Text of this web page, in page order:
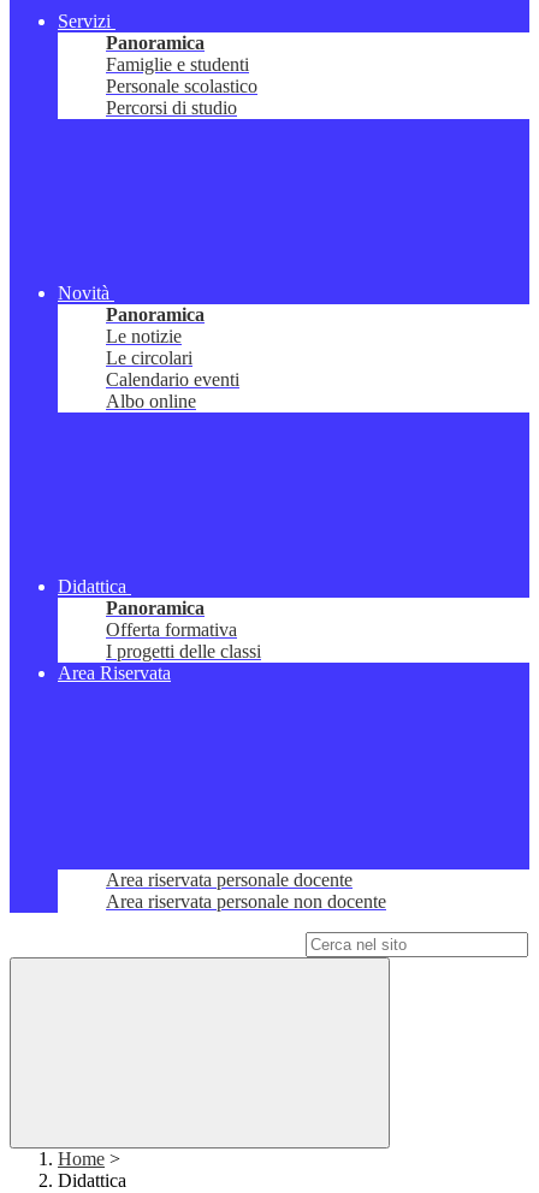
Servizi
Panoramica
Famiglie e studenti
Personale scolastico
Percorsi di studio
Novità
Panoramica
Le notizie
Le circolari
Calendario eventi
Albo online
Didattica
Panoramica
Offerta formativa
I progetti delle classi
Area Riservata
Area riservata personale docente
Area riservata personale non docente
Home >
Didattica